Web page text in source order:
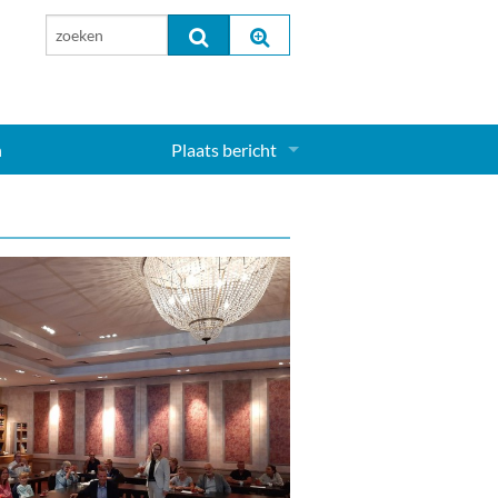
Plaats bericht